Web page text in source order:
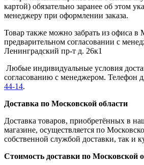
картой) обязательно заранее об этом
менеджеру при оформлении заказа.
Товар также можно забрать из офиса в
предварительном согласовании с
Ленинградский пр-т д. 26к1
Любые индивидуальные условия
согласованию с менеджером. Телефон
44-14.
Доставка по Московской области
Доставка товаров, приобретённых в
магазине, осуществляется по
собственной службой доставки, так и
Стоимость доставки по Московской